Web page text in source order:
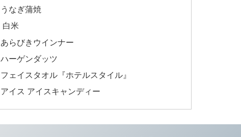
うなぎ蒲焼
白米
あらびきウインナー
ハーゲンダッツ
フェイスタオル『ホテルスタイル』
アイス アイスキャンディー